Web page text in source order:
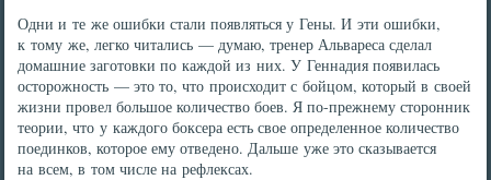
Одни и те же ошибки стали появляться у Гены. И эти ошибки,
к тому же, легко читались — думаю, тренер Альвареса сделал
домашние заготовки по каждой из них. У Геннадия появилась
осторожность — это то, что происходит с бойцом, который в своей
жизни провел большое количество боев. Я по-прежнему сторонник
теории, что у каждого боксера есть свое определенное количество
поединков, которое ему отведено. Дальше уже это сказывается
на всем, в том числе на рефлексах.